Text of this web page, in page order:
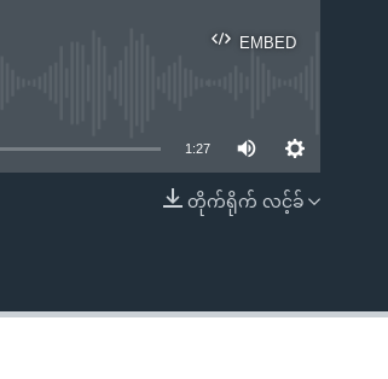
EMBED
EMBED
1:27
တိုက်ရိုက် လင့်ခ်